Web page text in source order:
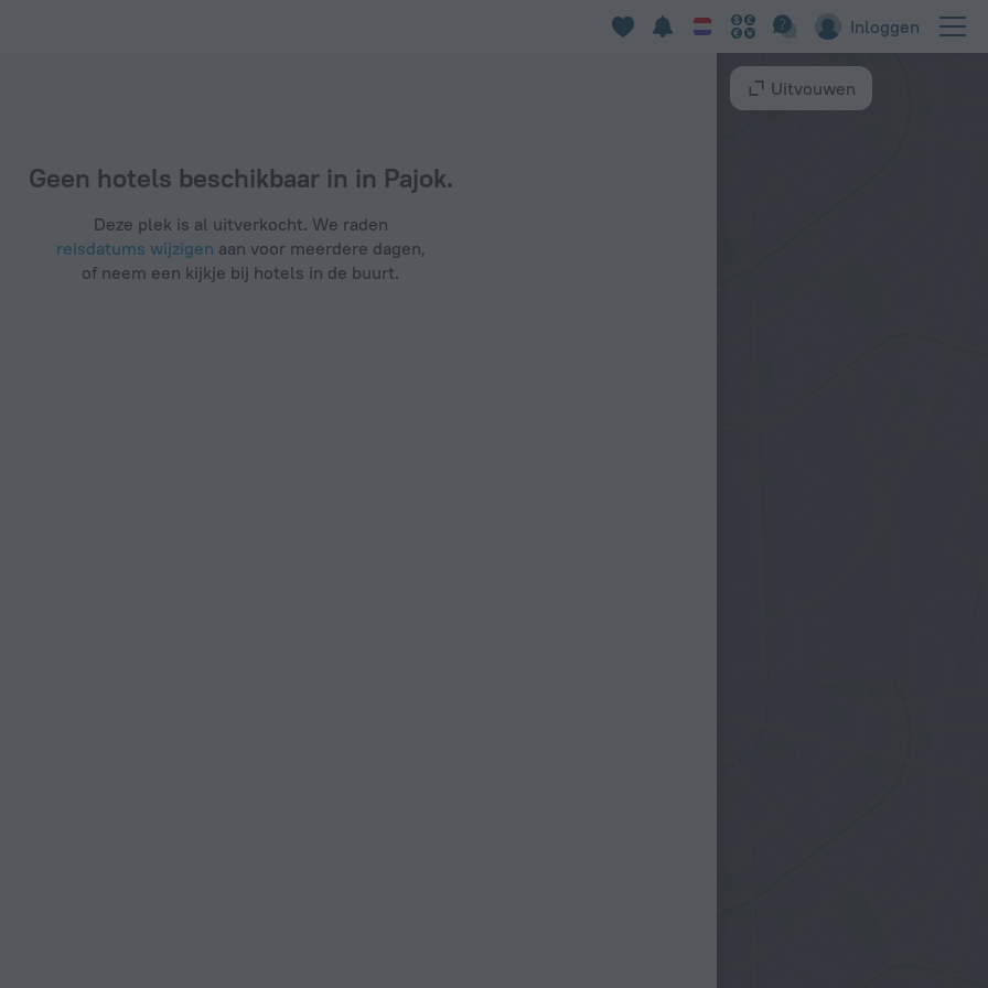
Inloggen
Geen hotels beschikbaar in in Pajok.
Deze plek is al uitverkocht. We raden
reisdatums wijzigen aan voor meerdere dagen,
of neem een kijkje bij hotels in de buurt.
Uitvouwen